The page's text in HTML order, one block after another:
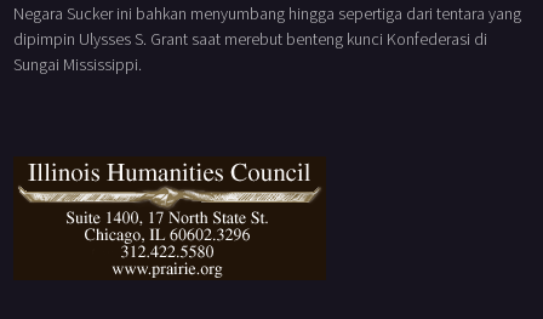
Negara Sucker ini bahkan menyumbang hingga sepertiga dari tentara yang
dipimpin Ulysses S. Grant saat merebut benteng kunci Konfederasi di
Sungai Mississippi.